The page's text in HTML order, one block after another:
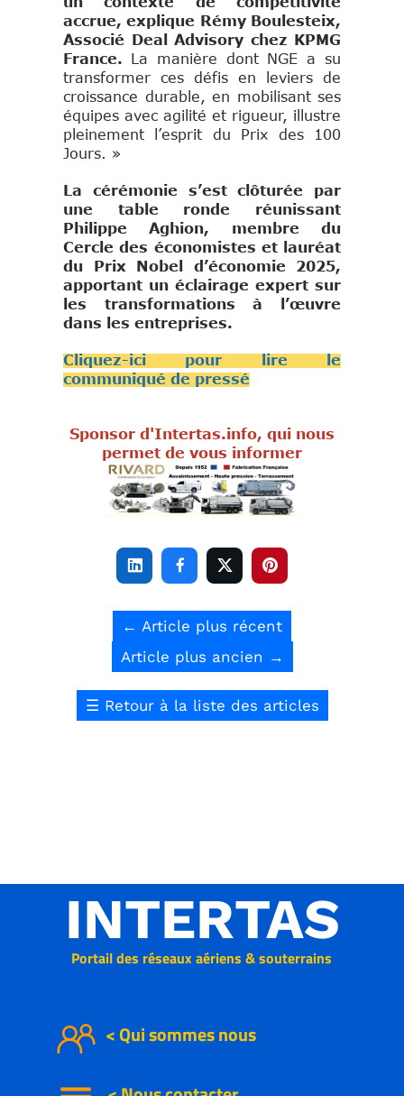
INTERTAS
< Qui sommes nous
Portail des réseaux aériens & souterrains
accrue, explique Rémy Boulesteix,
Associé Deal Advisory chez KPMG
France.
La manière dont NGE a su
transformer ces défis en leviers de
croissance durable, en mobilisant ses
équipes avec agilité et rigueur, illustre
pleinement l’esprit du Prix des 100
Jours. »
La cérémonie s’est clôturée par
une table ronde réunissant
Philippe Aghion, membre du
Cercle des économistes et lauréat
du Prix Nobel d’économie 2025,
apportant un éclairage expert sur
les transformations à l’œuvre
dans les entreprises.
Cliquez-ici pour lire le
communiqué de pressé
Sponsor d'Intertas.info, qui nous
permet de vous informer
   
← Article plus récent
Article plus ancien →
☰ Retour à la liste des articles